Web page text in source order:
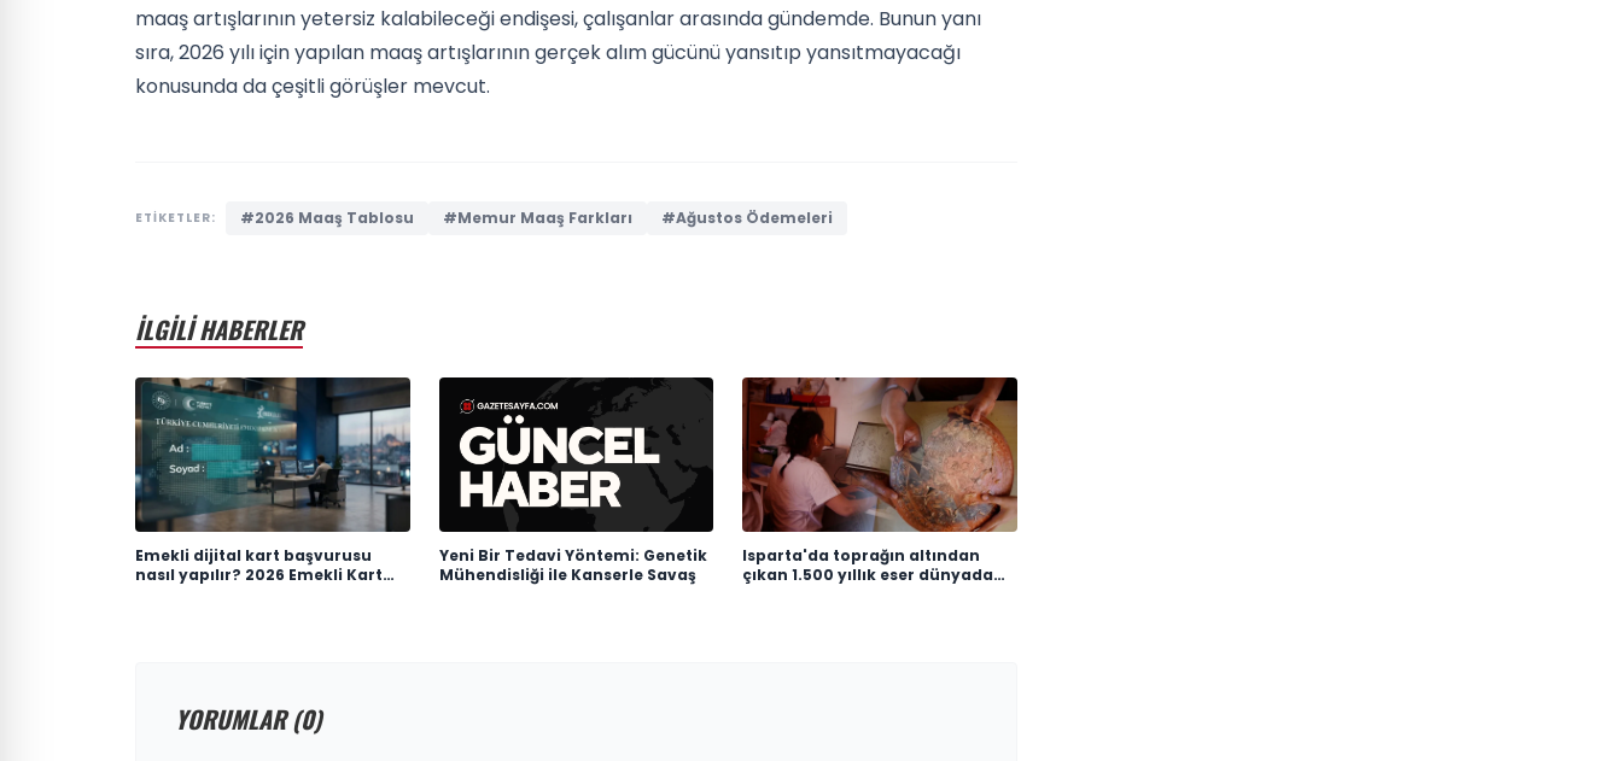
maaş artışlarının yetersiz kalabileceği endişesi, çalışanlar arasında gündemde. Bunun yanı
sıra, 2026 yılı için yapılan maaş artışlarının gerçek alım gücünü yansıtıp yansıtmayacağı
konusunda da çeşitli görüşler mevcut.
ETİKETLER: #2026 Maaş Tablosu #Memur Maaş Farkları #Ağustos Ödemeleri
İLGİLİ HABERLER
Emekli dijital kart başvurusu
nasıl yapılır? 2026 Emekli Kart
Yeni Bir Tedavi Yöntemi: Genetik
Mühendisliği ile Kanserle Savaş
Isparta'da toprağın altından
çıkan 1.500 yıllık eser dünyada
YORUMLAR (0)